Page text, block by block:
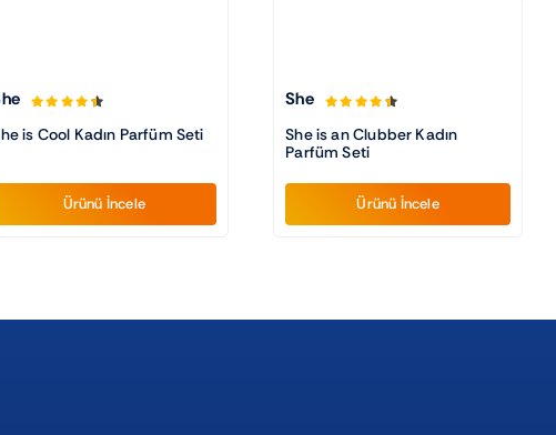
is Cool Kadın Parfüm Seti
Ürünü İncele
She
She is an Clubber Kadın
Parfüm Seti
Ürünü İncele